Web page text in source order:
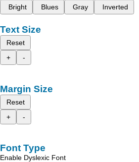
Bright
Blues Gray Inverted
Text Size
Reset
+
-
Margin Size
Reset
+
-
Font Type
Enable Dyslexic Font